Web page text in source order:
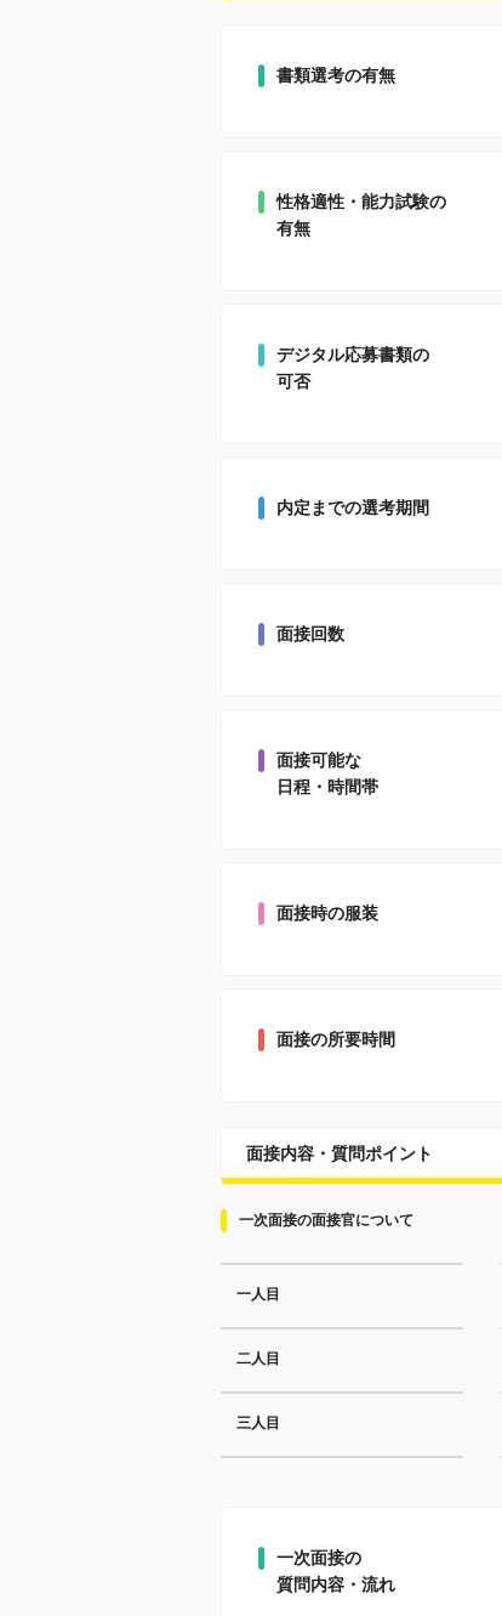
書類選考の有無
性格適性・能力試験の
有無
デジタル応募書類の
可否
内定までの選考期間
面接回数
面接可能な
日程・時間帯
面接時の服装
面接の所要時間
面接内容・質問ポイント
一次面接の面接官について
一人目
二人目
三人目
一次面接の
質問内容・流れ